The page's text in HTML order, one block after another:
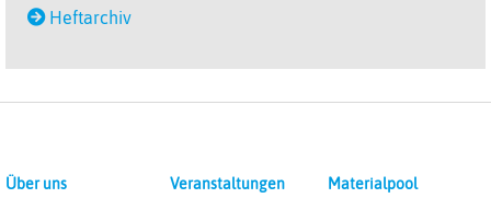
Heftarchiv
Über uns
Veranstaltungen
Materialpool